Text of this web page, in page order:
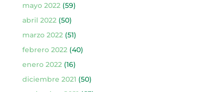
mayo 2022(59)
abril 2022(50)
marzo 2022(51)
febrero 2022(40)
enero 2022(16)
diciembre 2021 (50)